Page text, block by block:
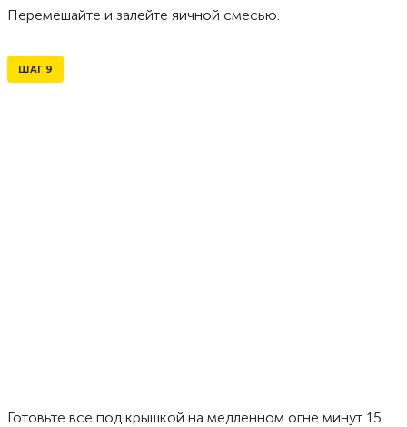
Перемешайте и залейте яичной смесью.
ШАГ 9
Готовьте все под крышкой на медленном огне минут 15.